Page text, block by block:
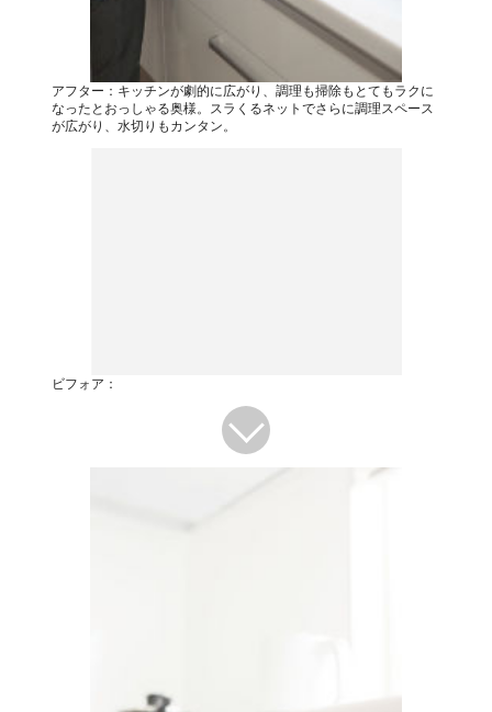
アフター：キッチンが劇的に広がり、調理も掃除もとてもラクに
なったとおっしゃる奥様。スラくるネットでさらに調理スペース
が広がり、水切りもカンタン。
ビフォア：